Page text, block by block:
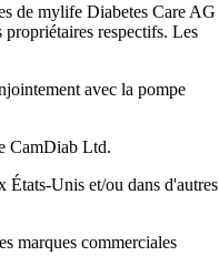
de mylife Diabetes Care AG
propriétaires respectifs. Les
avec la pompe
CamDiab Ltd.
États-Unis et/ou dans d'autres
marques commerciales